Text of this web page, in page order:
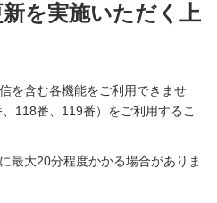
を実施いただく上
を含む各機能をご利用できませ
118番、119番）をご利用するこ
最大20分程度かかる場合がありま